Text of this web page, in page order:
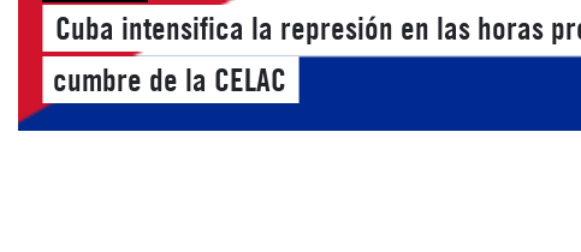
Cuba intensifica la represión en las horas
cumbre de la CELAC